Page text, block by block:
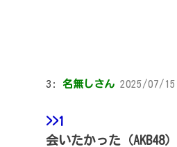
3: 名無しさん 2025/07/
>>1
会いたかった（AKB48）